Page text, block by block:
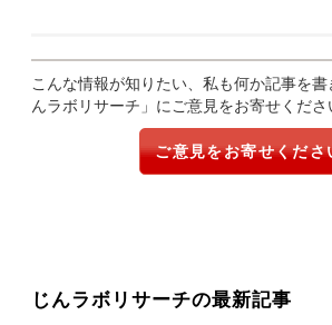
こんな情報が知りたい、私も何か記事を
んラボリサーチ」にご意見をお寄せくださ
ご意見をお寄せくださ
じんラボリサーチの最新記事